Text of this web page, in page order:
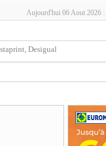
Aujourd'hui 06 Aout 2026 :